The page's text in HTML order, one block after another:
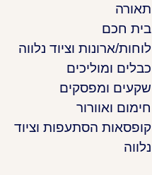
תאורה
בית חכם
לוחות/ארונות וציוד נלווה
כבלים ומוליכים
שקעים ומפסקים
חימום ואוורור
קופסאות הסתעפות וציוד
נלווה